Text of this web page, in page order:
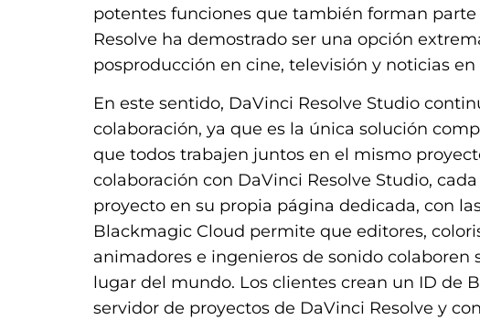
potentes funciones que también forman
Resolve ha demostrado ser una opción
posproducción en cine, televisión y noticias
En este sentido, DaVinci Resolve Studio
colaboración, ya que es la única solución
que todos trabajen juntos en el mismo
colaboración con DaVinci Resolve Studio,
proyecto en su propia página dedicada, con
Blackmagic Cloud permite que editores,
animadores e ingenieros de sonido
lugar del mundo. Los clientes crean un ID de
servidor de proyectos de DaVinci Resolve y